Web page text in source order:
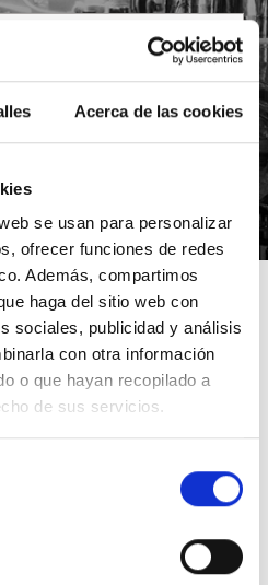
Acerca de las cookies
se usan para personalizar
ofrecer funciones de redes
Además, compartimos
haga del sitio web con
sociales, publicidad y análisis
con otra información
o que hayan recopilado a
de sus servicios.
política de privacidad